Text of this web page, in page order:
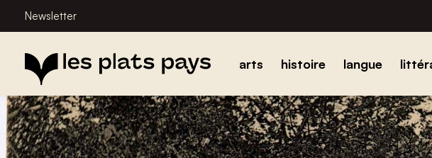
Newsletter
arts histoire langue